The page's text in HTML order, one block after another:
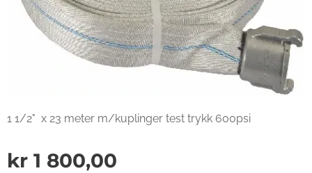
1 1/2" x 23 meter m/kuplinger test trykk 600psi
kr 1 800,00